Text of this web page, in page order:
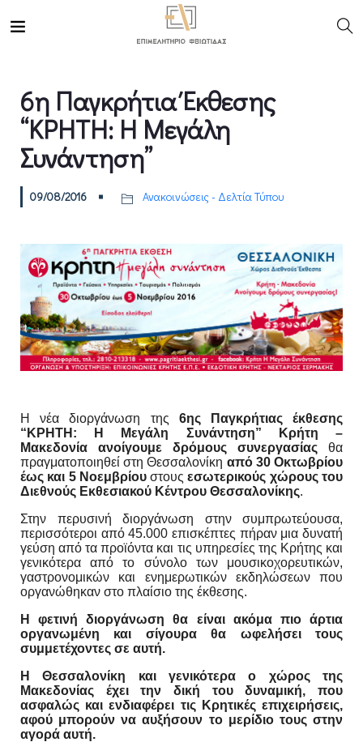
6η Παγκρήτια Έκθεσης
“ΚΡΗΤΗ: Η Μεγάλη
Συνάντηση”
09/08/2016 Ανακοινώσεις - Δελτία Τύπου
Η νέα διοργάνωση της
6ης Παγκρήτιας έκθεσης
“ΚΡΗΤΗ: Η Μεγάλη Συνάντηση” Κρήτη –
Μακεδονία ανοίγουμε δρόμους συνεργασίας
θα
πραγματοποιηθεί στη Θεσσαλονίκη από 30 Οκτωβρίου
έως και 5 Νοεμβρίου στους εσωτερικούς χώρους του
Διεθνούς Εκθεσιακού Κέντρου Θεσσαλονίκης.
Στην περυσινή διοργάνωση στην συμπρωτεύουσα,
περισσότεροι από 45.000 επισκέπτες πήραν μια δυνατή
γεύση από τα προϊόντα και τις υπηρεσίες της Κρήτης και
γενικότερα από το σύνολο των μουσικοχορευτικών,
γαστρονομικών και ενημερωτικών εκδηλώσεων που
οργανώθηκαν στο πλαίσιο της έκθεσης.
Η φετινή διοργάνωση θα είναι ακόμα πιο άρτια
οργανωμένη και σίγουρα θα ωφελήσει τους
συμμετέχοντες σε αυτή.
Η Θεσσαλονίκη και γενικότερα ο χώρος της
Μακεδονίας έχει την δική του δυναμική, που
ασφαλώς και ενδιαφέρει τις Κρητικές επιχειρήσεις,
αφού μπορούν να αυξήσουν το μερίδιο τους στην
αγορά αυτή.